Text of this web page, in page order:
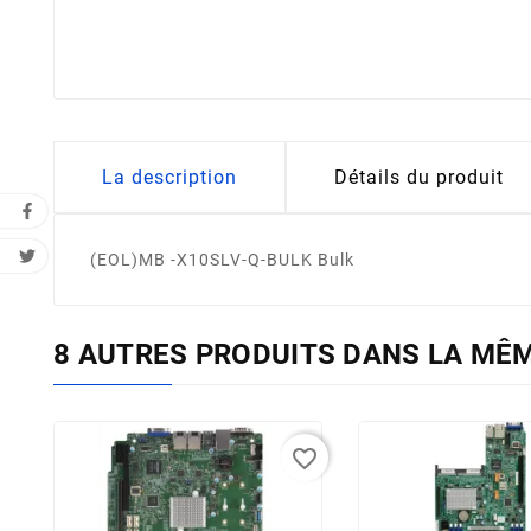
La description Détails du produit
(EOL)MB -X10SLV-Q-BULK Bulk
8 AUTRES PRODUITS DANS LA
favorite_border